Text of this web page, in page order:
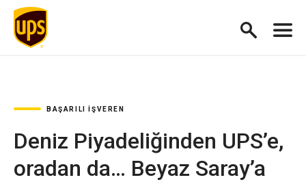
BAŞARILI İŞVEREN
Deniz Piyadeliğinden UPS’e,
oradan da… Beyaz Saray’a